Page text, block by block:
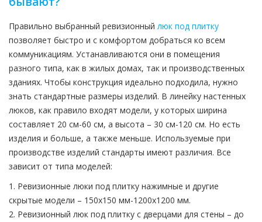
Правильно выбранный ревизионный люк под плитку
позволяет быстро и с комфортом добраться ко всем
коммуникациям. Устанавливаются они в помещения
разного типа, как в жилых домах, так и производственных
зданиях. Чтобы конструкция идеально подходила, нужно
знать стандартные размеры изделий. В линейку настенных
люков, как правило входят модели, у которых ширина
составляет 20 см-60 см, а высота – 30 см-120 см. Но есть
изделия и больше, а также меньше. Используемые при
производстве изделий стандарты имеют различия. Все
зависит от типа моделей:
1. Ревизионные люки под плитку нажимные и другие
скрытые модели – 150х150 мм-1200х1200 мм.
2. Ревизионный люк под плитку с дверцами для стены – до